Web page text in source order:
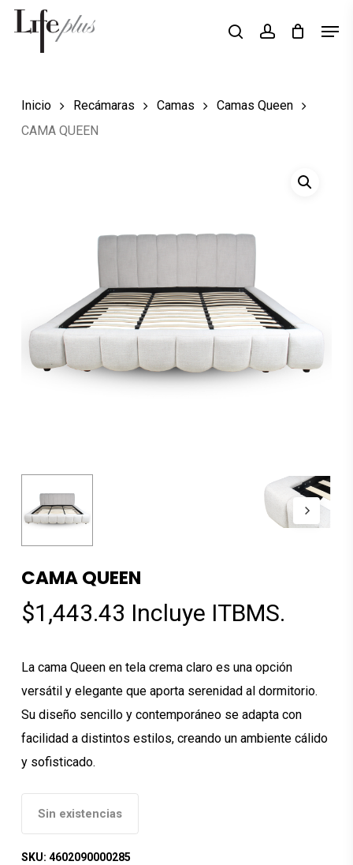
Skip
Búsqueda
productos
searchaccount
Inicio Recámaras Camas
Camas Queen
CAMA QUEEN
CAMA QUEEN
$1,443.43 Incluye ITBMS.
La cama Queen en tela crema claro es una opción
versátil y elegante que aporta serenidad al dormitorio.
Su diseño sencillo y contemporáneo se adapta con
facilidad a distintos estilos, creando un ambiente cálido
y sofisticado.
Sin existencias
SKU: 4602090000285